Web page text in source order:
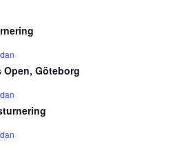
Open, Göteborg